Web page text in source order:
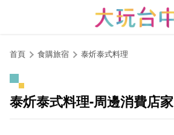
首頁 食購旅宿 泰炘泰式料理
泰炘泰式料理-周邊消費店家